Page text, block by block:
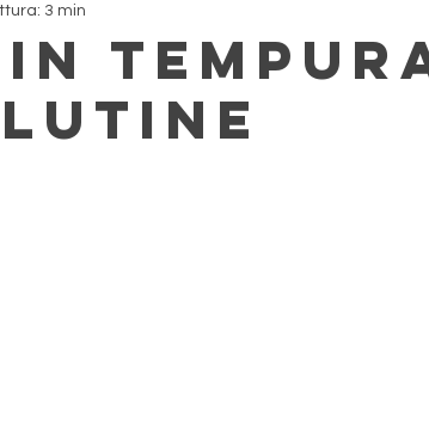
Recensioni
3 min